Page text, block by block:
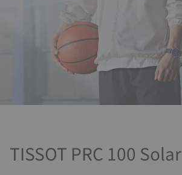
TISSOT PRC 100 Solar